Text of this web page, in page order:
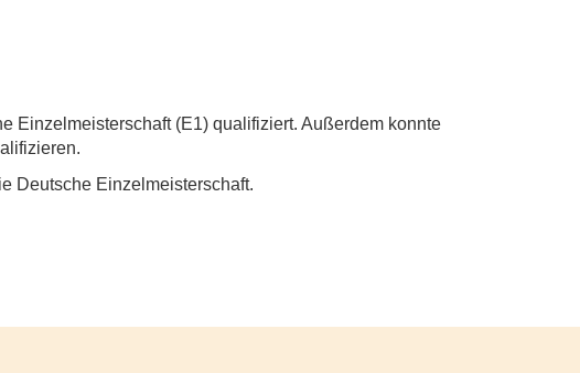
Einzelmeisterschaft (E1) qualifiziert. Außerdem konnte
Deutsche Einzelmeisterschaft.